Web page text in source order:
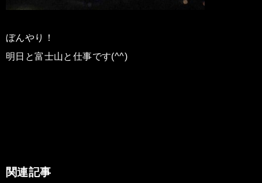
ぼんやり！
明日と富士山と仕事です(^^)
関連記事